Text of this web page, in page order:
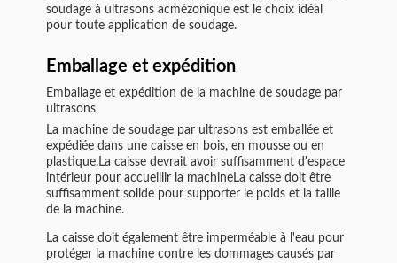
soudage à ultrasons acmézonique est le choix idéal
pour toute application de soudage.
Emballage et expédition
Emballage et expédition de la machine de soudage par
ultrasons
La machine de soudage par ultrasons est emballée et
expédiée dans une caisse en bois, en mousse ou en
plastique.La caisse devrait avoir suffisamment d'espace
intérieur pour accueillir la machineLa caisse doit être
suffisamment solide pour supporter le poids et la taille
de la machine.
La caisse doit également être imperméable à l'eau pour
protéger la machine contre les dommages causés par